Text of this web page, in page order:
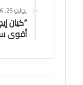
يوليو 25, 2026
أقوى سعة 2.0 لترات